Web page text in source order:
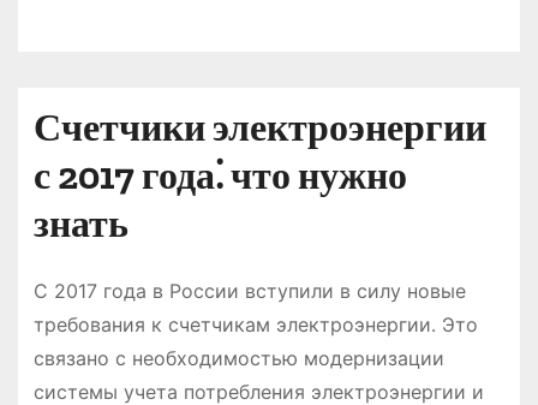
Счетчики электроэнергии
с 2017 года⁚ что нужно
знать
С 2017 года в России вступили в силу новые
требования к счетчикам электроэнергии․ Это
связано с необходимостью модернизации
системы учета потребления электроэнергии и